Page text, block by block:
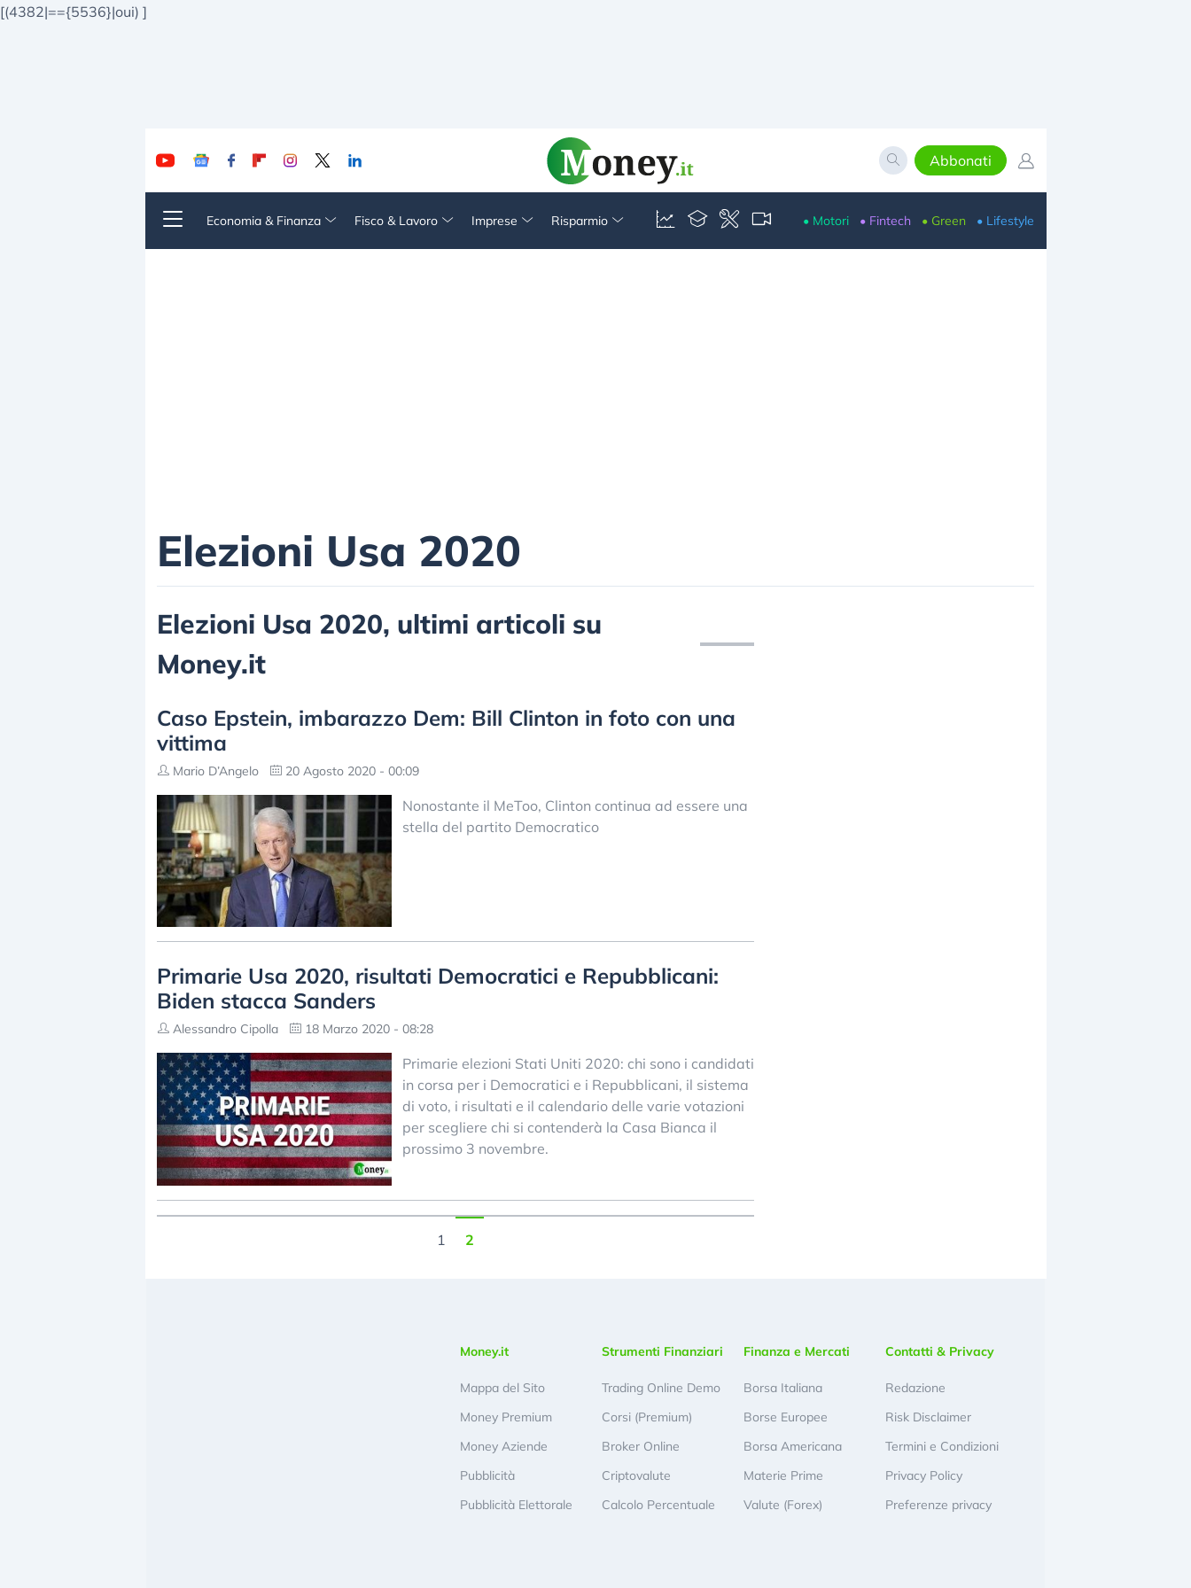
[(4382|=={5536}|oui) ]
Abbonati
Economia & Finanza Fisco & Lavoro Imprese Risparmio • Motori • Fintech • Green • Lifestyle
Elezioni Usa 2020
Elezioni Usa 2020, ultimi articoli su
Money.it
Caso Epstein, imbarazzo Dem: Bill Clinton in foto con una
vittima
Mario D’Angelo 20 Agosto 2020 - 00:09
Nonostante il MeToo, Clinton continua ad essere una
stella del partito Democratico
Primarie Usa 2020, risultati Democratici e Repubblicani:
Biden stacca Sanders
Alessandro Cipolla 18 Marzo 2020 - 08:28
Primarie elezioni Stati Uniti 2020: chi sono i candidati
in corsa per i Democratici e i Repubblicani, il sistema
di voto, i risultati e il calendario delle varie votazioni
per scegliere chi si contenderà la Casa Bianca il
prossimo 3 novembre.
1 2
Money.it
Mappa del Sito
Money Premium
Money Aziende
Pubblicità
Pubblicità Elettorale
Strumenti Finanziari
Trading Online Demo
Corsi (Premium)
Broker Online
Criptovalute
Calcolo Percentuale
Finanza e Mercati
Borsa Italiana
Borse Europee
Borsa Americana
Materie Prime
Valute (Forex)
Contatti & Privacy
Redazione
Risk Disclaimer
Termini e Condizioni
Privacy Policy
Preferenze privacy